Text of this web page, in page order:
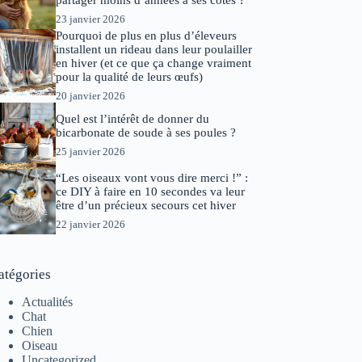
23 janvier 2026
Pourquoi de plus en plus d’éleveurs
installent un rideau dans leur poulailler
en hiver (et ce que ça change vraiment
pour la qualité de leurs œufs)
20 janvier 2026
Quel est l’intérêt de donner du
bicarbonate de soude à ses poules ?
25 janvier 2026
“Les oiseaux vont vous dire merci !” :
ce DIY à faire en 10 secondes va leur
être d’un précieux secours cet hiver
22 janvier 2026
Actualités
Chat
Chien
Oiseau